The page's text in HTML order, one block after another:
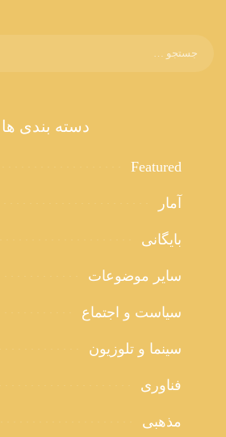
دسته بندی ها
Featured
آمار
بایگانی
سایر موضوعات
سیاست و اجتماع
سینما و تلوزیون
فناوری
مذهبی